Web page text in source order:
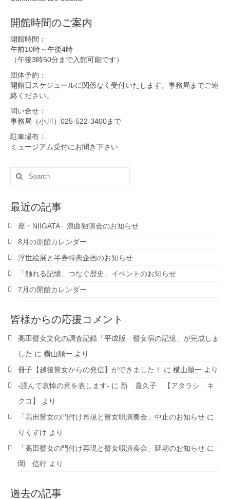
開館時間のご案内
開館時間：
午前10時～午後4時
（午後3時50分まで入館可能です）
団体予約：
開館日スケジュールに関係なく受付いたします。事務局までご連
絡ください。
問い合せ：
事務局（小川）025-522-3400まで
駐車場有：
ミュージアム受付にお聞き下さい
Search
for:
最近の記事
座・NIIGATA 浪曲独演会のお知らせ
8月の開館カレンダー
浮世絵展と半券特典企画のお知らせ
「触れる記憶、つなぐ歴史」イベントのお知らせ
7月の開館カレンダー
皆様からの応援コメント
高田瞽女文化の調査記録「平成版 瞽女宿の記憶」が完成しま
した に 横山順一 より
冊子【越後瞽女からの発信】ができました！
に 横山順一 より
-謹んで哀悼の意を表します- に 新 喜久子 【アタラシ キ
クコ】
より
「高田瞽女の門付け再現と瞽女唄演奏会」中止のお知らせ に
りくすけ より
「高田瞽女の門付け再現と瞽女唄演奏会」延期のお知らせ に
岡 信行 より
過去の記事